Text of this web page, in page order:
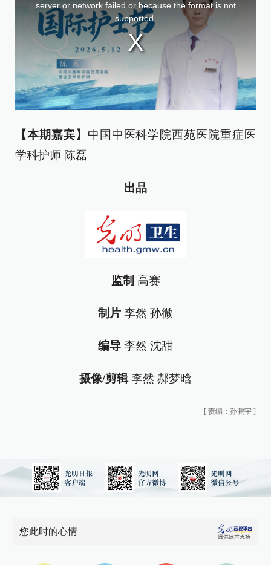
server or network failed or because the format is not
supported.
【本期嘉宾】 中国中医科学院西苑医院重症医
学科护师 陈磊
出品
监制 高赛
制片 李然 孙微
编导 李然 沈甜
摄像/剪辑李然 郝梦晗
[ 责编：孙鹏宇 ]
您此时的心情